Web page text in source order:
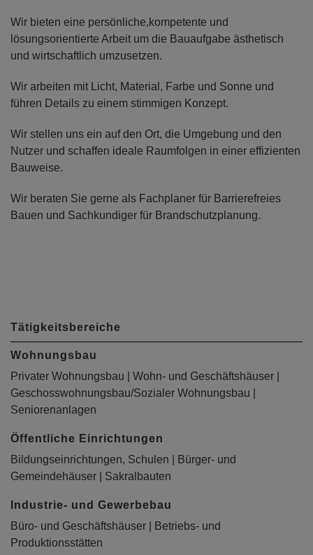
Wir bieten eine persönliche,kompetente und
lösungsorientierte Arbeit um die Bauaufgabe ästhetisch
und wirtschaftlich umzusetzen.
Wir arbeiten mit Licht, Material, Farbe und Sonne und
führen Details zu einem stimmigen Konzept.
Wir stellen uns ein auf den Ort, die Umgebung und den
Nutzer und schaffen ideale Raumfolgen in einer effizienten
Bauweise.
Wir beraten Sie gerne als Fachplaner für Barrierefreies
Bauen und Sachkundiger für Brandschutzplanung.
Tätigkeitsbereiche
Wohnungsbau
Privater Wohnungsbau | Wohn- und Geschäftshäuser |
Geschosswohnungsbau/Sozialer Wohnungsbau |
Seniorenanlagen
Öffentliche Einrichtungen
Bildungseinrichtungen, Schulen | Bürger- und
Gemeindehäuser | Sakralbauten
Industrie- und Gewerbebau
Büro- und Geschäftshäuser | Betriebs- und
Produktionsstätten